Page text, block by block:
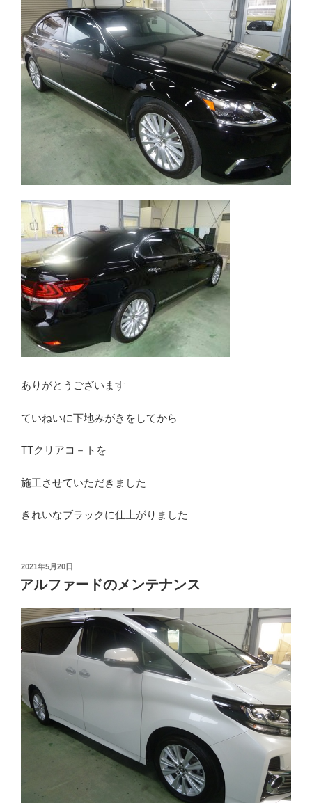
ありがとうございます
ていねいに下地みがきをしてから
TTクリアコ－トを
施工させていただきました
きれいなブラックに仕上がりました
投
稿
日:
2021年5月20日
アルファードのメンテナンス